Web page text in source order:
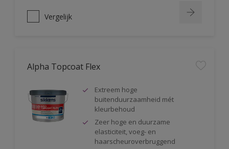
Vergelijk
Alpha Topcoat Flex
Extreem hoge
buitenduurzaamheid mét
kleurbehoud
Zeer hoge en duurzame
elasticiteit, voeg- en
haarscheuroverbruggend